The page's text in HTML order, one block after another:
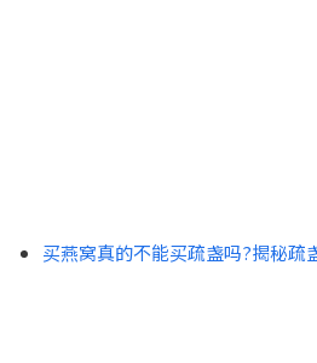
买燕窝真的不能买疏盏吗?揭秘疏